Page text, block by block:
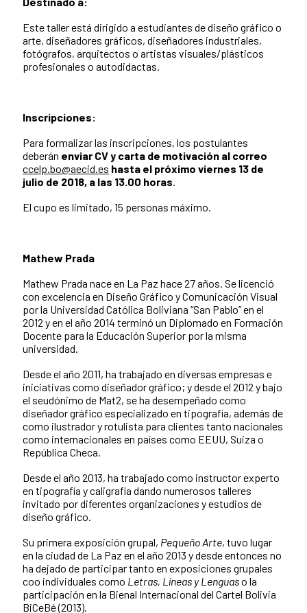
Este taller está dirigido a estudiantes de diseño gráfico o
arte, diseñadores gráficos, diseñadores industriales,
fotógrafos, arquitectos o artistas visuales/plásticos
profesionales o autodidactas.
Inscripciones:
Para formalizar las inscripciones, los postulantes
deberán enviar CV y carta de motivación al correo
ccelp.bo@aecid.es hasta el próximo viernes 13 de
julio de 2018, a las 13.00 horas.
El cupo es limitado, 15 personas máximo.
Mathew Prada
Mathew Prada nace en La Paz hace 27 años. Se licenció
con excelencia en Diseño Gráfico y Comunicación Visual
por la Universidad Católica Boliviana “San Pablo” en el
2012 y en el año 2014 terminó un Diplomado en Formación
Docente para la Educación Superior por la misma
universidad.
Desde el año 2011, ha trabajado en diversas empresas e
iniciativas como diseñador gráfico; y desde el 2012 y bajo
el seudónimo de Mat2, se ha desempeñado como
diseñador gráfico especializado en tipografía, además de
como ilustrador y rotulista para clientes tanto nacionales
como internacionales en países como EEUU, Suiza o
República Checa.
Desde el año 2013, ha trabajado como instructor experto
en tipografía y caligrafía dando numerosos talleres
invitado por diferentes organizaciones y estudios de
diseño gráfico.
Su primera exposición grupal, Pequeño Arte, tuvo lugar
en la ciudad de La Paz en el año 2013 y desde entonces no
ha dejado de participar tanto en exposiciones grupales
coo individuales como Letras, Líneas y Lenguaso la
participación en la Bienal Internacional del Cartel Bolivia
BiCeBé (2013).